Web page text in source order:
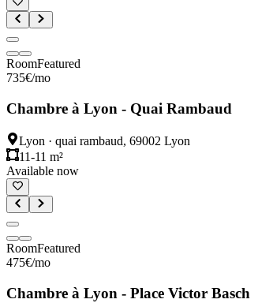
RoomFeatured
735€/mo
Chambre à Lyon - Quai Rambaud
Lyon · quai rambaud, 69002 Lyon
11-11 m²
Available now
RoomFeatured
475€/mo
Chambre à Lyon - Place Victor Basch